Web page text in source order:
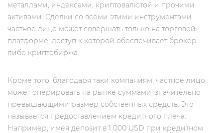
металлами, индексами, криптовалютой и прочими
активами. Сделки со всеми этими инструментами
частное лицо может совершать только на торговой
платформе, доступ к которой обеспечивает брокер
либо криптобиржа.
Кроме того, благодаря таки компаниям, частное лицо
может оперировать на рынке суммами, значительно
превышающими размер собственных средств. Это
называется предоставлением кредитного плеча.
Например, имея депозит в 1 000 USD при кредитном